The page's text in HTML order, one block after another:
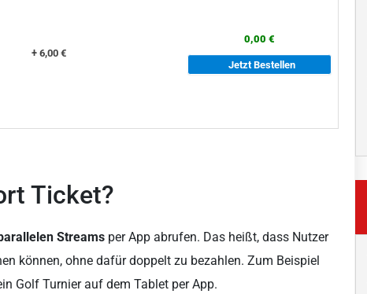
+ 6,00 €
0,00 €
Jetzt Bestellen
Ticket?
Streams per App abrufen. Das heißt, dass Nutzer
können, ohne dafür doppelt zu bezahlen. Zum Beispiel
Golf Turnier auf dem Tablet per App.